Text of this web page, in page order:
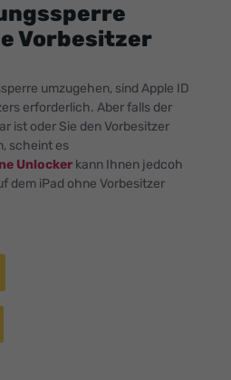
Vorbesitzer
umzugehen, sind Apple ID
erforderlich. Aber falls der
ist oder Sie den Vorbesitzer
scheint es
Unlocker kann Ihnen jedcoh
dem iPad ohne Vorbesitzer